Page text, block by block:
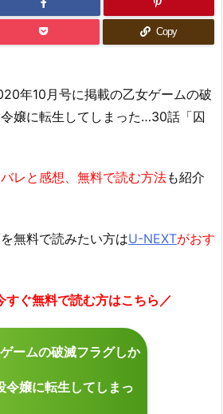
Copy
年10月号に掲載の乙女ゲームの破
嬢に転生してしまった…30話「囚
レと感想、無料で読む方法も紹介
無料で読みたい方はU-NEXTがおす
すぐ無料で読む方はこちら／
ームの破滅フラグしか
令嬢に転生してしまっ